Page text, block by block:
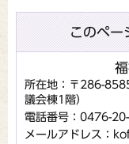
このペー
所在地：〒286-
議会棟1階）
電話番号：0476-
メールアドレス：